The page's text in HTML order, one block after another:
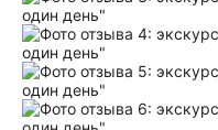
культурную часть жизни
затронули все грани
смотровые площадки и
сделать невероятные
соседний город
местном кафе. Илья